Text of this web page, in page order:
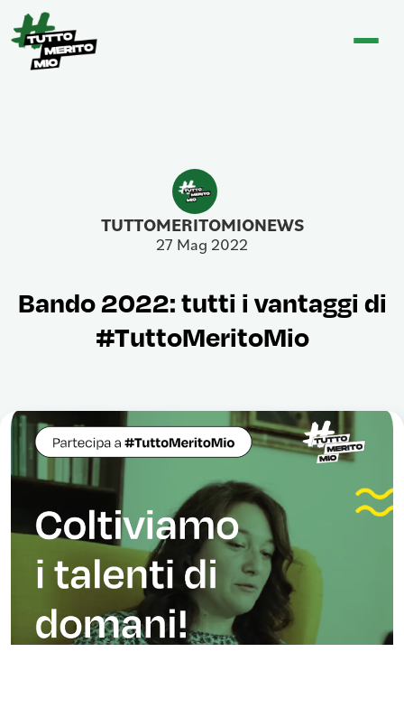
TUTTOMERITOMIONEWS
27 Mag 2022
Bando 2022: tutti i vantaggi di
#TuttoMeritoMio